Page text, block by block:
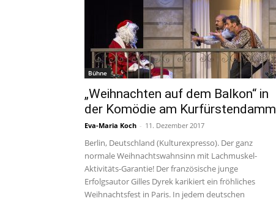
Bühne
„Weihnachten auf dem Balkon“ in
der Komödie am Kurfürstendamm
Eva-Maria Koch - 11. Dezember 2017
Berlin, Deutschland (Kulturexpresso). Der ganz
normale Weihnachtswahnsinn mit Lachmuskel-
Aktivitäts-Garantie! Der französische junge
Erfolgsautor Gilles Dyrek karikiert ein fröhliches
Weihnachtsfest in Paris. In jedem deutschen